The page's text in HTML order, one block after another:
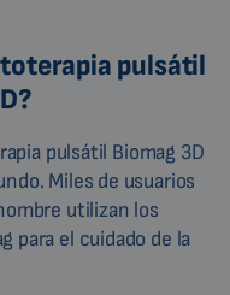
pulsátil
pulsátil Biomag 3D
Miles de usuarios
utilizan los
para el cuidado de la